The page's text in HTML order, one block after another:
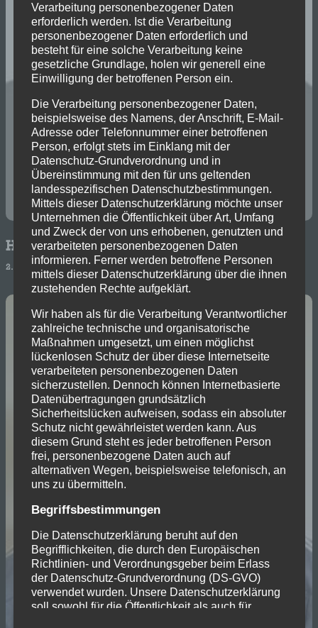
Heiko Eujen
2. Vorsitzender Förderverein
Verarbeitung personenbezogener Daten
erforderlich werden. Ist die Verarbeitung
personenbezogener Daten erforderlich und
besteht für eine solche Verarbeitung keine
gesetzliche Grundlage, holen wir generell eine
Einwilligung der betroffenen Person ein.
Die Verarbeitung personenbezogener Daten,
beispielsweise des Namens, der Anschrift, E-Mail-
Adresse oder Telefonnummer einer betroffenen
Person, erfolgt stets im Einklang mit der
Datenschutz-Grundverordnung und in
Übereinstimmung mit den für uns geltenden
landesspezifischen Datenschutzbestimmungen.
Mittels dieser Datenschutzerklärung möchte unser
Unternehmen die Öffentlichkeit über Art, Umfang
und Zweck der von uns erhobenen, genutzten und
verarbeiteten personenbezogenen Daten
informieren. Ferner werden betroffene Personen
mittels dieser Datenschutzerklärung über die ihnen
zustehenden Rechte aufgeklärt.
Wir haben als für die Verarbeitung Verantwortlicher
zahlreiche technische und organisatorische
Maßnahmen umgesetzt, um einen möglichst
lückenlosen Schutz der über diese Internetseite
verarbeiteten personenbezogenen Daten
sicherzustellen. Dennoch können Internetbasierte
Datenübertragungen grundsätzlich
Sicherheitslücken aufweisen, sodass ein absoluter
Schutz nicht gewährleistet werden kann. Aus
diesem Grund steht es jeder betroffenen Person
frei, personenbezogene Daten auch auf
alternativen Wegen, beispielsweise telefonisch, an
uns zu übermitteln.
Begriffsbestimmungen
Die Datenschutzerklärung beruht auf den
Begrifflichkeiten, die durch den Europäischen
Richtlinien- und Verordnungsgeber beim Erlass
der Datenschutz-Grundverordnung (DS-GVO)
verwendet wurden. Unsere Datenschutzerklärung
soll sowohl für die Öffentlichkeit als auch für